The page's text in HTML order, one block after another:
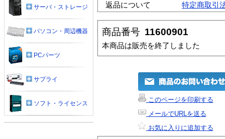
返品について
特定商取引
商品番号 11600901
本商品は販売を終了しました
このページを印刷する
メールでURLを送る
お気に入りに追加する
サーバ・ストレージ
パソコン・周辺機器
PCパーツ
サプライ
ソフト・ライセンス